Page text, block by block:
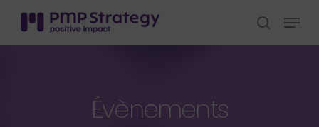
main
search
Menu
Évènements
Close